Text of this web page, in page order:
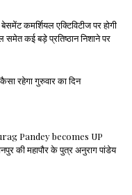
कमर्शियल एक्टिविटीज पर होगी
समेत कई बड़े प्रतिष्ठान निशाने पर
रहेगा गुरुवार का दिन
Pandey becomes UP
की महापौर के पुत्र अनुराग पांडेय